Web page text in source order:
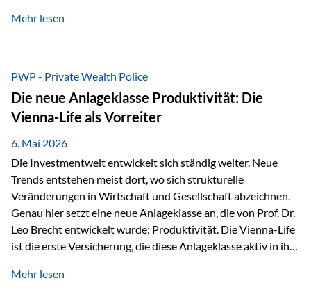
Höchstleistungen für einen guten Zweck zu erbringen. Mit
Mäder gesammelt werden konnten. Die anspruchsvolle
Strecke mit rund 4,8 Kilometern und 680 Höhenmetern
stellte die Teilnehmerinnen und Teilnehmer vor eine
sportliche Herausforderung. Doch…
Mehr lesen
PWP - Private Wealth Police
Die neue Anlageklasse Produktivität: Die
Vienna-Life als Vorreiter
6. Mai 2026
Die Investmentwelt entwickelt sich ständig weiter. Neue
Trends entstehen meist dort, wo sich strukturelle
Veränderungen in Wirtschaft und Gesellschaft abzeichnen.
Genau hier setzt eine neue Anlageklasse an, die von Prof. Dr.
Leo Brecht entwickelt wurde: Produktivität. Die Vienna-Life
ist die erste Versicherung, die diese Anlageklasse aktiv in ihre
Vorreiter. Warum auf das Thema Produktivität setzen? Die
Mehr lesen